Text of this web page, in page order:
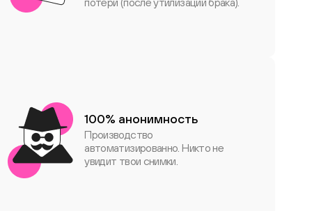
100% анонимность
Производство
автоматизированно. Никто не
увидит твои снимки.